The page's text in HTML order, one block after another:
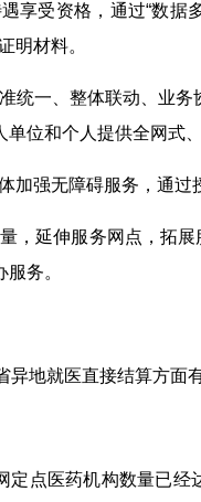
享受资格，通过“数据
明材料。
统一、整体联动、业
单位和个人提供全网式
加强无障碍服务，通
，延伸服务网点，拓
务。
异地就医直接结算方面
定点医药机构数量已